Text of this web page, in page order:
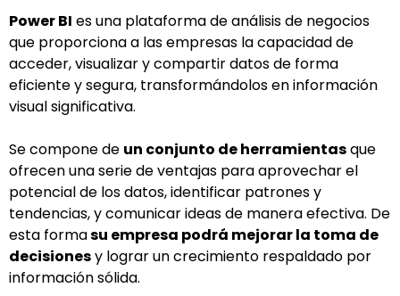
Power BI es una plataforma de análisis de negocios
que proporciona a las empresas la capacidad de
acceder, visualizar y compartir datos de forma
eficiente y segura, transformándolos en información
visual significativa.
Se compone de un conjunto de herramientasque
ofrecen una serie de ventajas para aprovechar el
potencial de los datos, identificar patrones y
tendencias, y comunicar ideas de manera efectiva. De
esta formasu empresa podrá mejorar la toma de
decisionesy lograr un crecimiento respaldado por
información sólida.